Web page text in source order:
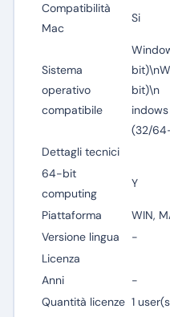
Compatibilità
Mac
Si
Sistema
operativo
compatibile
bit)\n
(32/
Dettagli tecnici
64-bit
computing
Y
Piattaforma
WIN,
Versione lingua
-
Licenza
Anni
-
Quantità licenze 1